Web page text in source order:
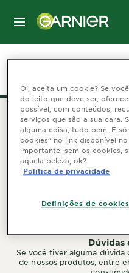
MENU
Home Loja pele
Dúvidas
Se você tiver alguma
de nossos produtos, entre
Oi, aceita um cookie? Se
do jeito que deve ser,
possível, com conteúdos,
serviços que são a sua cara.
alguma coisa, tudo bem. É
cookies” no link disponível
importante, sem os cookies,
aquela beleza, ok?
Politica de privacidade
Definições de cookies